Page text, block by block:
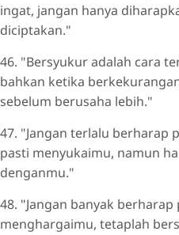
ingat, jangan hanya
diciptakan."
46. "Bersyukur adalah cara
bahkan ketika
sebelum berusaha lebih."
47. "Jangan terlalu berharap
pasti menyukaimu, namun
denganmu."
48. "Jangan banyak berharap
menghargaimu, tetaplah